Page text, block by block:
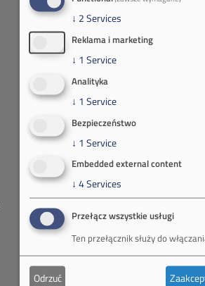
↓ 2Services
Reklama i marketing
↓ 1 Service
Analityka
↓ 1 Service
Bezpieczeństwo
↓ 1 Service
Embedded external content
↓ 4Services
Przełącz wszystkie usługi
Ten przełącznik służy do
Odrzuć